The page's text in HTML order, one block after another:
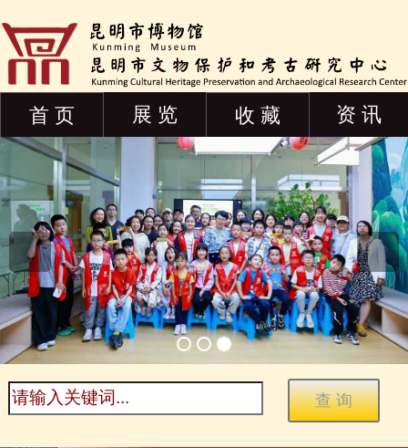
首 页 展 览 收 藏 资 讯